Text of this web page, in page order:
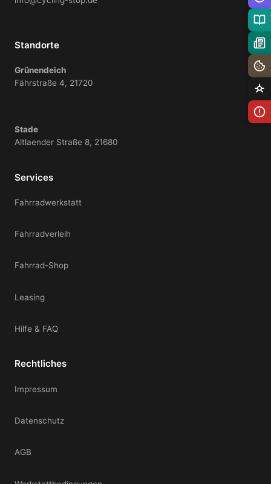
Standorte
Grünendeich
Fährstraße 4, 21720
Stade
Altlaender Straße 8, 21680
Services
Fahrradwerkstatt
Fahrradverleih
Fahrrad-Shop
Leasing
Hilfe & FAQ
Rechtliches
Impressum
Datenschutz
AGB